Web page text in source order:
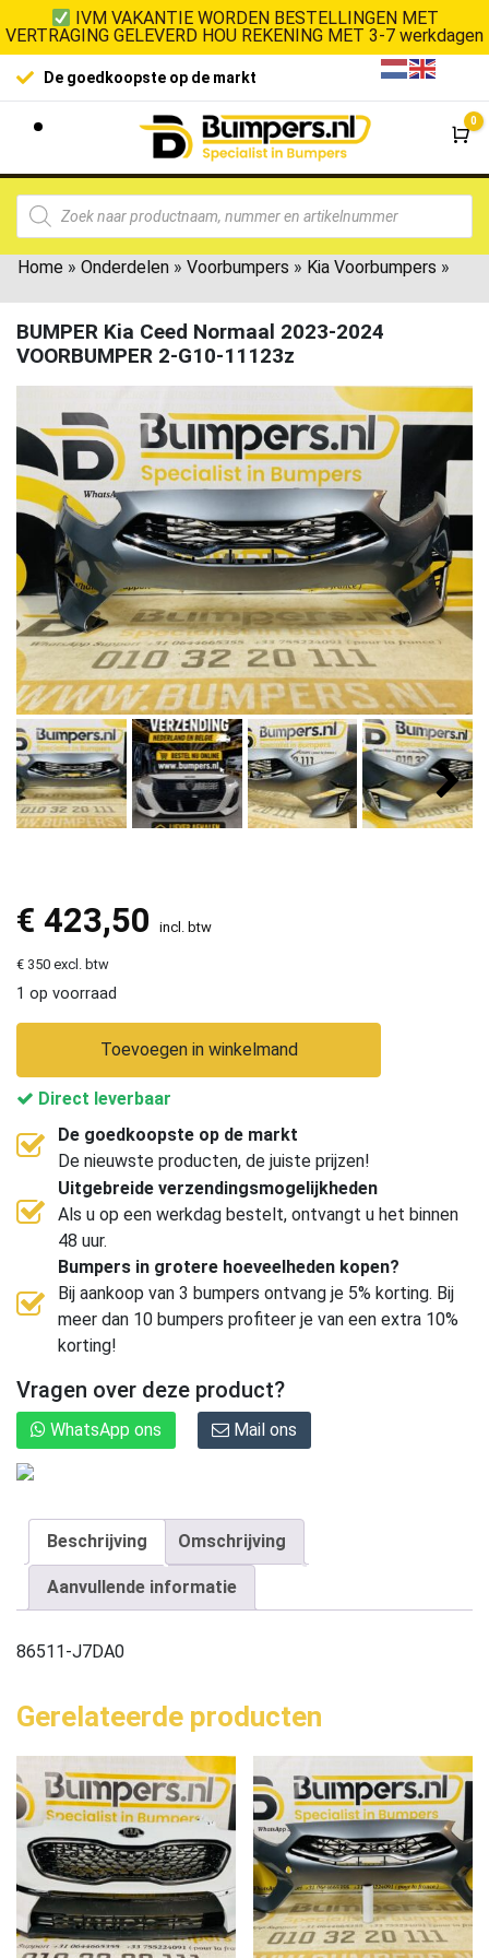
IVM VAKANTIE WORDEN BESTELLINGEN MET
VERTRAGING GELEVERD HOU REKENING MET 3-7 werkdagen
De goedkoopste op de markt
0
Home » Onderdelen » Voorbumpers » Kia Voorbumpers »
BUMPER Kia Ceed Normaal 2023-2024
VOORBUMPER 2-G10-11123z
€ 423,50 incl. btw
€ 350 excl. btw
1 op voorraad
Toevoegen in winkelmand
Direct leverbaar
De goedkoopste op de markt
De nieuwste producten, de juiste prijzen!
Uitgebreide verzendingsmogelijkheden
Als u op een werkdag bestelt, ontvangt u het binnen
48 uur.
Bumpers in grotere hoeveelheden kopen?
Bij aankoop van 3 bumpers ontvang je 5% korting. Bij
meer dan 10 bumpers profiteer je van een extra 10%
korting!
Vragen over deze product?
WhatsApp ons Mail ons
Beschrijving Omschrijving
Aanvullende informatie
86511-J7DA0
Gerelateerde producten